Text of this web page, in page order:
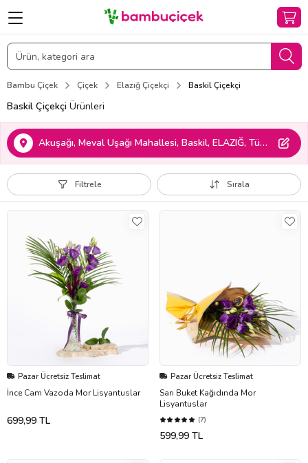
Bambu Çiçek Çiçek Elazığ Çiçekçi Baskil Çiçekçi
Baskil Çiçekçi Ürünleri
Akuşağı, Meval Uşağı Mahallesi, Baskil, ELAZIĞ, Türkiye
Filtrele Sırala
Pazar Ücretsiz Teslimat
İnce Cam Vazoda Mor Lisyantuslar
699,99 TL
Pazar Ücretsiz Teslimat
Sarı Buket Kağıdında Mor
Lisyantuslar
(7)
599,99 TL